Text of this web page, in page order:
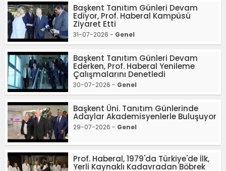
Başkent Tanıtım Günleri Devam
Ediyor, Prof. Haberal Kampüsü
Ziyaret Etti
31-07-2026 - Genel
Başkent Tanıtım Günleri Devam
Ederken, Prof. Haberal Yenileme
Çalışmalarını Denetledi
30-07-2026 - Genel
Başkent Üni. Tanıtım Günlerinde
Adaylar Akademisyenlerle Buluşuyor
29-07-2026 - Genel
Prof. Haberal, 1979'da Türkiye'de İlk,
Yerli Kaynaklı Kadavradan Böbrek